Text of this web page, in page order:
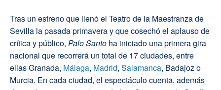
Tras un estreno que llenó el Teatro de la Maestranza de
Sevilla la pasada primavera y que cosechó el aplauso de
crítica y público, Palo Santo ha iniciado una primera gira
nacional que recorrerá un total de 17 ciudades, entre
ellas Granada, Málaga, Madrid, Salamanca, Badajoz o
Murcia. En cada ciudad, el espectáculo cuenta, además